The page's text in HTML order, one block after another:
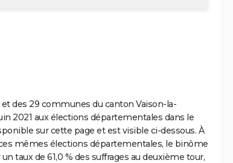
des 29 communes du canton Vaison-la-
2021 aux élections départementales dans le
sur cette page et est visible ci-dessous. À
mêmes élections départementales, le binôme
taux de 61,0 % des suffrages au deuxième tour,